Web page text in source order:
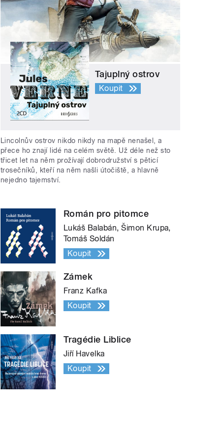
Tajuplný ostrov
Koupit
Lincolnův ostrov nikdo nikdy na mapě nenašel, a
přece ho znají lidé na celém světě. Už déle než sto
třicet let na něm prožívají dobrodružství s pěticí
trosečníků, kteří na něm našli útočiště, a hlavně
nejedno tajemství.
Román pro pitomce
Lukáš Balabán, Šimon Krupa,
Tomáš Soldán
Koupit
Zámek
Franz Kafka
Koupit
Tragédie Liblice
Jiří Havelka
Koupit